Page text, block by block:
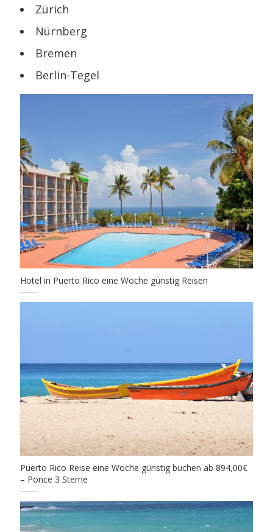
Zürich
Nürnberg
Bremen
Berlin-Tegel
Hotel in Puerto Rico eine Woche günstig Reisen
Puerto Rico Reise eine Woche günstig buchen ab 894,00€
– Ponce 3 Sterne